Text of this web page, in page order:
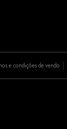
e condições de venda